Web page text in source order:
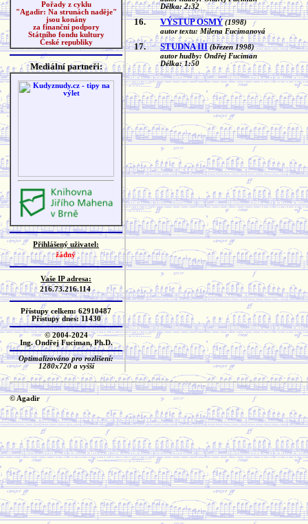
Pořady z cyklu
"Agadir: Na strunách naděje"
jsou konány
za finanční podpory
Státního fondu kultury
České republiky
Mediální partneři:
Přihlášený uživatel:
žádný
Vaše IP adresa:
216.73.216.114
Přístupy celkem: 62910487
Přístupy dnes: 11430
© 2004-2024
Ing. Ondřej Fuciman, Ph.D.
Optimalizováno pro rozlišení:
1280x720 a vyšší
Délka: 2:32
16. VÝSTUP OSMÝ (1998)
autor textu: Milena Fucimanová
17. STUDNA III (březen 1998)
autor hudby: Ondřej Fuciman
Délka: 1:50
© Agadir